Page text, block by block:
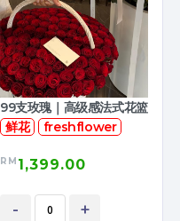
99支玫瑰｜高级感法式花篮
鲜花
freshflower
RM 1,399.00
- +